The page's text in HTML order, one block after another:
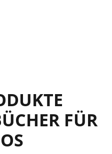
FÜR